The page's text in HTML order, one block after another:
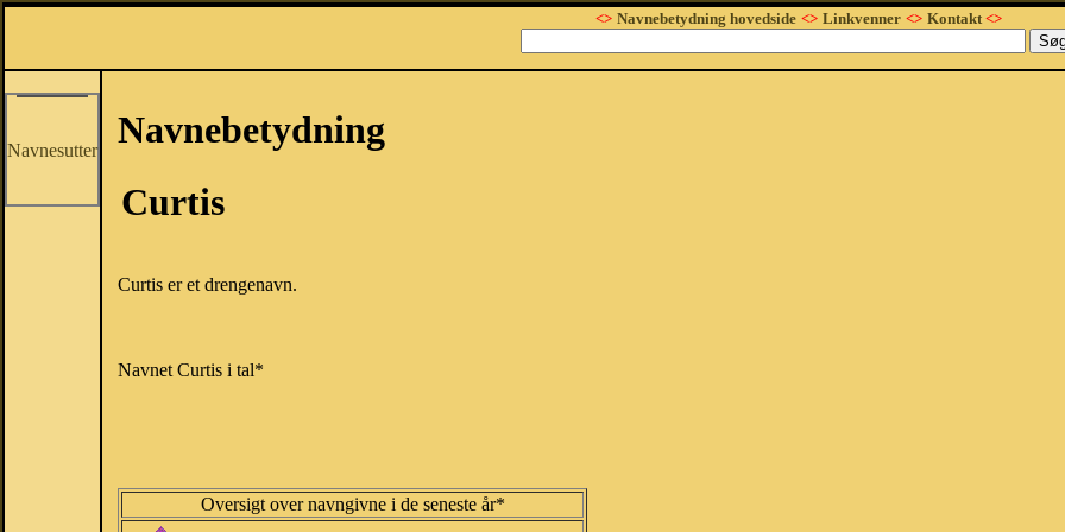
<> Navnebetydning hovedside <> Linkvenner <> Kontakt<>
Navnesutter
Navnebetydning
Curtis
Curtis er et drengenavn.
Navnet Curtis i tal*
Oversigt over navngivne i de seneste år*